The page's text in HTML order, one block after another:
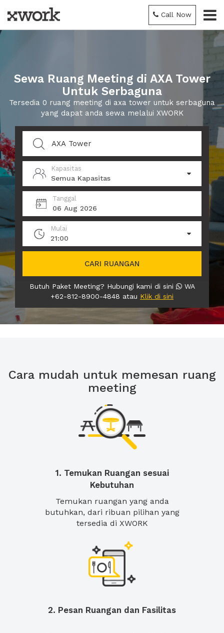
Call Now
Sewa Ruang Meeting di AXA Tower
Untuk Serbaguna
Tersedia 0 ruang meeting di axa tower untuk serbaguna
yang dapat anda sewa melalui XWORK
Kapasitas
Semua Kapasitas
Tanggal
06 Aug 2026
Mulai
21:00
CARI RUANGAN
Butuh Paket Meeting? Hubungi kami di sini
WA
+62-812-8900-4848 atau Klik di sini
Cara mudah untuk memesan ruang
meeting
1. Temukan Ruangan sesuai
Kebutuhan
Temukan ruangan yang anda
butuhkan, dari ribuan pilihan yang
tersedia di XWORK
2. Pesan Ruangan dan Fasilitas